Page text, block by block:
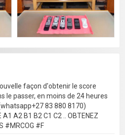
façon d'obtenir le score
le passer, en moins de 24 heures
83 880 8170)
A1 A2 B1 B2 C1 C2 .. OBTENEZ
#MRCOG #F